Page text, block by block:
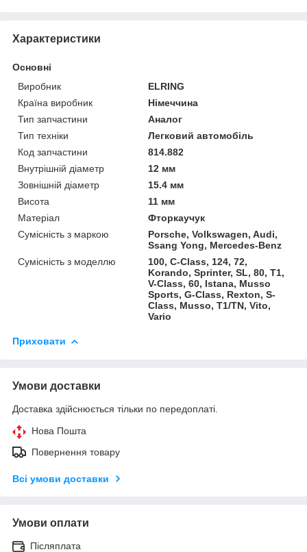
Характеристики
Основні
Виробник
ELRING
Країна виробник
Німеччина
Тип запчастини
Аналог
Тип техніки
Легковий автомобіль
Код запчастини
814.882
Внутрішній діаметр
12 мм
Зовнішній діаметр
15.4 мм
Висота
11 мм
Матеріал
Фторкаучук
Сумісність з маркою
Porsche, Volkswagen, Audi,
Ssang Yong, Mercedes-Benz
Сумісність з моделлю
100, C-Class, 124, 72,
Korando, Sprinter, SL, 80, T1,
V-Class, 60, Istana, Musso
Sports, G-Class, Rexton, S-
Class, Musso, T1/TN, Vito,
Vario
Приховати
Умови доставки
Доставка здійснюється тільки по передоплаті.
Нова Пошта
Повернення товару
Всі умови доставки
Умови оплати
Післяплата